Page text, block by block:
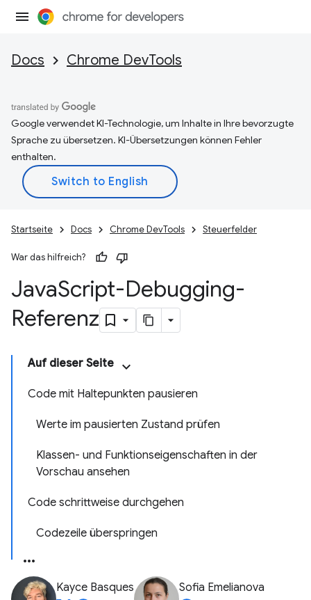
Docs Chrome DevTools
Google verwendet KI-Technologie, um Inhalte in Ihre bevorzugte
Sprache zu übersetzen. KI-Übersetzungen können Fehler
enthalten.
Startseite Docs Chrome DevTools Steuerfelder
War das hilfreich?
JavaScript-Debugging-
Referenz
Auf dieser Seite
Code mit Haltepunkten pausieren
Werte im pausierten Zustand prüfen
Klassen- und Funktionseigenschaften in der
Vorschau ansehen
Code schrittweise durchgehen
Codezeile überspringen
Kayce Basques Sofia Emelianova